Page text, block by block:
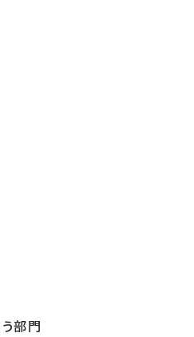
部門